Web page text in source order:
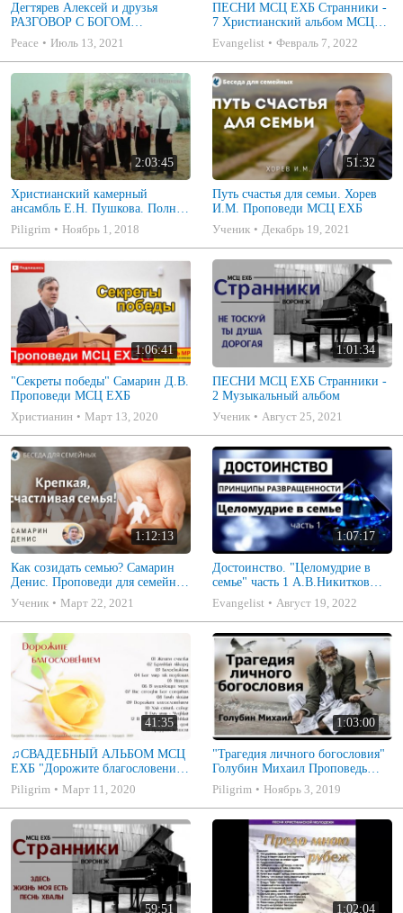
Дегтярев Алексей и друзья
РАЗГОВОР С БОГОМ
Христианские песни МСЦ ЕХБ
2021 (7я)
Peace Июль 13, 2021
ПЕСНИ МСЦ ЕХБ Странники -
7 Христианский альбом МСЦ
ЕХБ
Evangelist Февраль 7, 2022
2:03:45
Христианский камерный
ансамбль Е.Н. Пушкова. Полное
собрание
Piligrim Ноябрь 1, 2018
51:32
Путь счастья для семьи. Хорев
И.М. Проповеди МСЦ ЕХБ
Ученик
Декабрь 19, 2021
1:06:41
"Секреты победы" Самарин Д.В.
Проповеди МСЦ ЕХБ
Христианин
Март 13, 2020
1:01:34
ПЕСНИ МСЦ ЕХБ Странники -
2 Музыкальный альбом
Ученик
Август 25, 2021
1:12:13
Как созидать семью? Самарин
Денис. Проповеди для семейных
МСЦ ЕХБ
Ученик Март 22, 2021
1:07:17
Достоинство. "Целомудрие в
семье" часть 1 А.В.Никитков
Беседа для семейных МСЦ ЕХБ
Evangelist Август 19, 2022
41:35
♫СВАДЕБНЫЙ АЛЬБОМ МСЦ
ЕХБ "Дорожите благословением
- Христианские песни.
Музыкальный диск. Псалмы
Piligrim Март 11, 2020
1:03:00
"Трагедия личного богословия"
Голубин Михаил Проповедь
2019
Piligrim Ноябрь 3, 2019
59:51 1:02:04